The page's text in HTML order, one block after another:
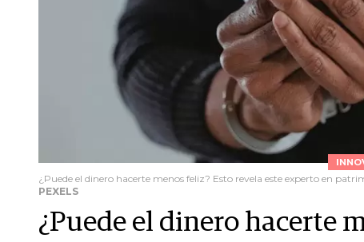
¿Puede el dinero hacerte menos feliz? Esto revela este experto en
PEXELS
¿Puede el dinero hacerte